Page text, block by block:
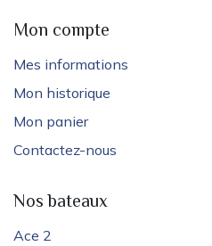
Mon compte
Mes informations
Mon historique
Mon panier
Contactez-nous
Nos bateaux
Ace 2